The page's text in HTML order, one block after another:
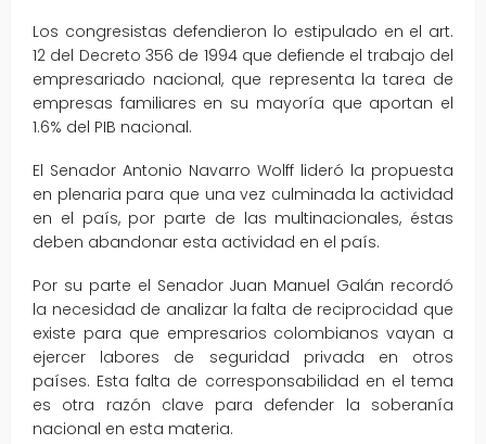
Los congresistas defendieron lo estipulado en el art.
12 del Decreto 356 de 1994 que defiende el trabajo del
empresariado nacional, que representa la tarea de
empresas familiares en su mayoría que aportan el
1.6% del PIB nacional.
El Senador Antonio Navarro Wolff lideró la propuesta
en plenaria para que una vez culminada la actividad
en el país, por parte de las multinacionales, éstas
deben abandonar esta actividad en el país.
Por su parte el Senador Juan Manuel Galán recordó
la necesidad de analizar la falta de reciprocidad que
existe para que empresarios colombianos vayan a
ejercer labores de seguridad privada en otros
países. Esta falta de corresponsabilidad en el tema
es otra razón clave para defender la soberanía
nacional en esta materia.